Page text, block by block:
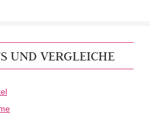
UND VERGLEICHE